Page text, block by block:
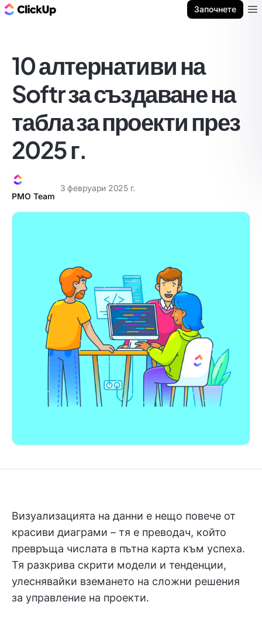
Започнете
10 алтернативи на
Softr за създаване на
табла за проекти през
2025 г.
PMO Team
3 февруари 2025 г.
Визуализацията на данни е нещо повече от
красиви диаграми – тя е преводач, който
превръща числата в пътна карта към успеха.
Тя разкрива скрити модели и тенденции,
улеснявайки вземането на сложни решения
за управление на проекти.